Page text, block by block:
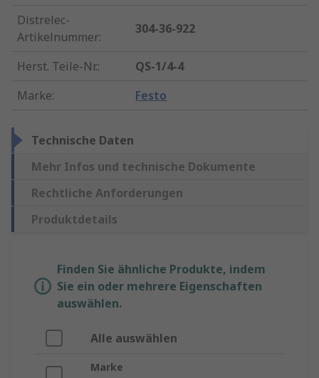
Distrelec-
Artikelnummer:
304-36-922
Herst. Teile-Nr.:
QS-1/4-4
Marke: Festo
Technische Daten
Mehr Infos und technische Dokumente
Rechtliche Anforderungen
Produktdetails
Finden Sie ähnliche Produkte, indem
Sie ein oder mehrere Eigenschaften
auswählen.
Alle auswählen
Marke